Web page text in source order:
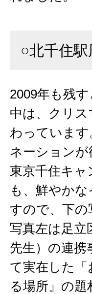
○北千住
2009年も残
中は、クリ
わっていま
ネーション
東京千住キ
も、鮮やか
すので、下
写真左は足立
先生）の連
て実在した
る場所』の題